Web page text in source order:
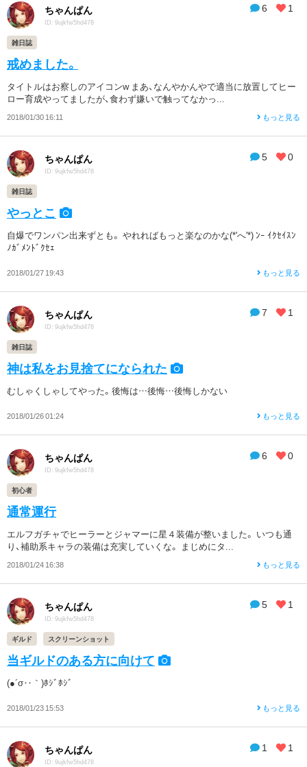
6 1
ちゃんぱん
ID: 9ujkfw5hd478
雑日誌
戒めました。
タイトルはお察しのアイコンw まあ、なんやかんやで適当に放置してヒー
ロー育成やってましたが、食わず嫌いで触ってなかっ...
2018/01/30 16:11 もっと見る
5 0
ちゃんぱん
ID: 9ujkfw5hd478
雑日誌
やっとこ
自爆でワンパン出来ずとも。 やれればもっと楽なのかな(*'へ'*) ﾝｰ ｲｸｾｲｽﾝ
ﾉｶﾞﾒﾝﾄﾞｸｾｪ
2018/01/27 19:43 もっと見る
7 1
ちゃんぱん
ID: 9ujkfw5hd478
雑日誌
神は私をお見捨てになられた
むしゃくしゃしてやった。後悔は…後悔…後悔しかない
2018/01/26 01:24 もっと見る
6 0
ちゃんぱん
ID: 9ujkfw5hd478
初心者
通常運行
エルフガチャでヒーラーとジャマーに星４装備が整いました。 いつも通
り、補助系キャラの装備は充実していくな。 まじめにタ...
2018/01/24 16:38 もっと見る
5 1
ちゃんぱん
ID: 9ujkfw5hd478
ギルド スクリーンショット
当ギルドのある方に向けて
(●´σ‥｀)ﾎｼﾞﾎｼﾞ
2018/01/23 15:53 もっと見る
1 1
ちゃんぱん
ID: 9ujkfw5hd478